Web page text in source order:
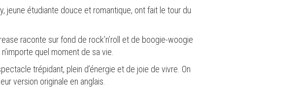
jeune étudiante douce et romantique, ont fait le tour du
raconte sur fond de rock’n’roll et de boogie-woogie
quel moment de sa vie.
trépidant, plein d’énergie et de joie de vivre. On
version originale en anglais.